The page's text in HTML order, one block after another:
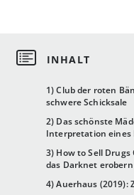
1) Club der roten
schwere Schicksale
2) Das schönste
Interpretation eines
3) How to Sell Drugs
das Darknet erobern
4) Auerhaus (2019):